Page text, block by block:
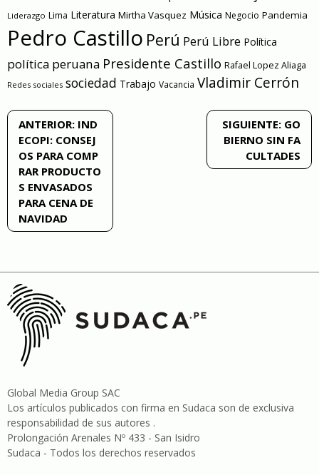
Liderazgo Lima Literatura Mirtha Vasquez Música Negocio Pandemia
Pedro Castillo Perú Perú Libre Política
política peruana Presidente Castillo Rafael Lopez Aliaga
Redes sociales sociedad Trabajo Vacancia Vladimir Cerrón
Navegación
de
entradas
ANTERIOR: IND
ECOPI: CONSEJ
OS PARA COMP
RAR PRODUCTO
S ENVASADOS
PARA CENA DE
NAVIDAD
SIGUIENTE: GO
BIERNO SIN FA
CULTADES
Global Media Group SAC
Los artículos publicados con firma en Sudaca son de exclusiva
responsabilidad de sus autores .
Prolongación Arenales Nº 433 - San Isidro
Sudaca - Todos los derechos reservados